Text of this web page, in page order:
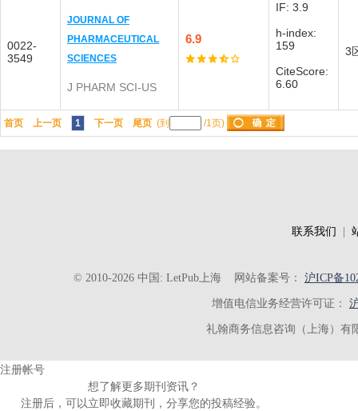
0022-
3549
JOURNAL OF
PHARMACEUTICAL
SCIENCES
J PHARM SCI-US
6.9
IF: 3.9
h-index:
159
CiteScore:
6.60
3
首页 上一页 1 下一页 尾页 (到 /1页)
联系我们
© 2010-2026 中国: LetPub上海网站备案号： 沪ICP备
增值电信业务经营许可证：
礼翰商务信息咨询（上海）
注册帐号
想了解更多期刊资讯？
注册后，可以立即收藏期刊，分享您的投稿经验。